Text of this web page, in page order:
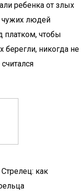
ребенка от злых
чужих людей
платком, чтобы
берегли, никогда не
как